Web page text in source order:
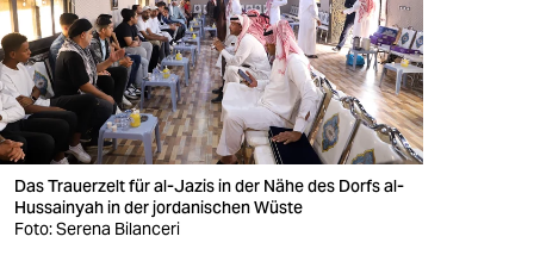
Das Trauerzelt für al-Jazis in der Nähe des Dorfs al-
Hussainyah in der jordanischen Wüste
Foto: Serena Bilanceri